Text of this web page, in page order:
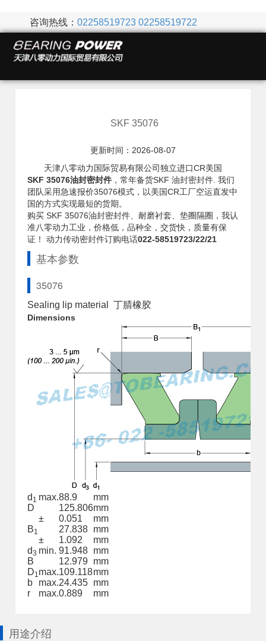
咨询热线： 02258519723 02258519722
SKF 35076
更新时间：2026-08-07
天津八零动力国际贸易有限公司独立进口CR美国
SKF 35076油封密封件 ，常年备货SKF 油封密封件. 我们
团队采用急速报价35076模式，以美国CR工厂空运直发中
国的方式实现最短的货期。
购买 SKF 35076油封密封件、耐磨衬套、垫圈隔圈，我认
准八零动力工业，价格低，品种全，交货快，质量有保
证！ 动力传动密封件订购电话022-58519723/22/21
基本参数
35076
Sealing lip material 丁腈橡胶
Dimensions
d 1 max.88.9
mm
D
125.806mm
±
0.051
mm
B1 27.838 mm
±
1.092
mm
d3 min. 91.948 mm
B
12.979 mm
D1max.109.118mm
b
max.24.435 mm
r
max.0.889 mm
用途介绍